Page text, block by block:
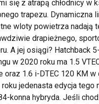
się z atrapą chłodnicy w
trapezu. Dynamiczna
wloty powietrza nadają
drapieżnego,
A jej osiągi? Hatchback
w 2020 roku ma 1.5
oraz 1.6 i-DTEC 120 KM
jedenasta edycja tego
konna hybryda. Jeśli